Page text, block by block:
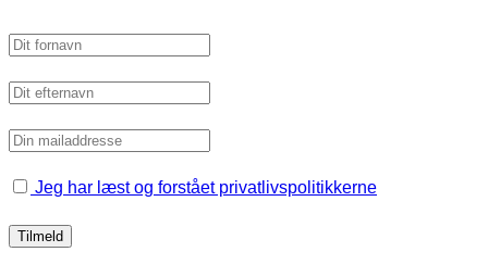
Jeg har læst og forstået privatlivspolitikkerne